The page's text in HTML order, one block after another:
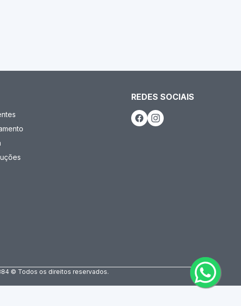
REDES SOCIAIS
© Todos os direitos reservados.